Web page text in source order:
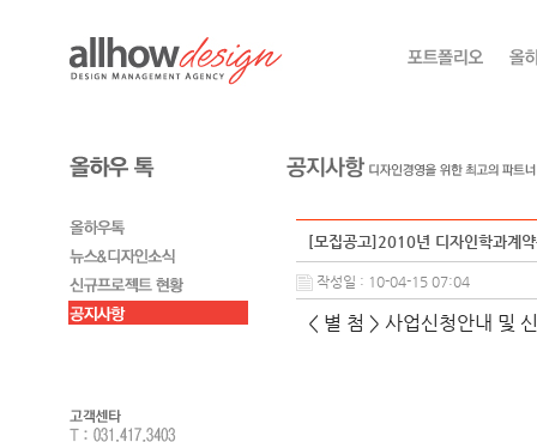
[모집공고]2010년 디자인학과계
작성일 : 10-04-15 07:04
< 별 첨 > 사업신청안내 및